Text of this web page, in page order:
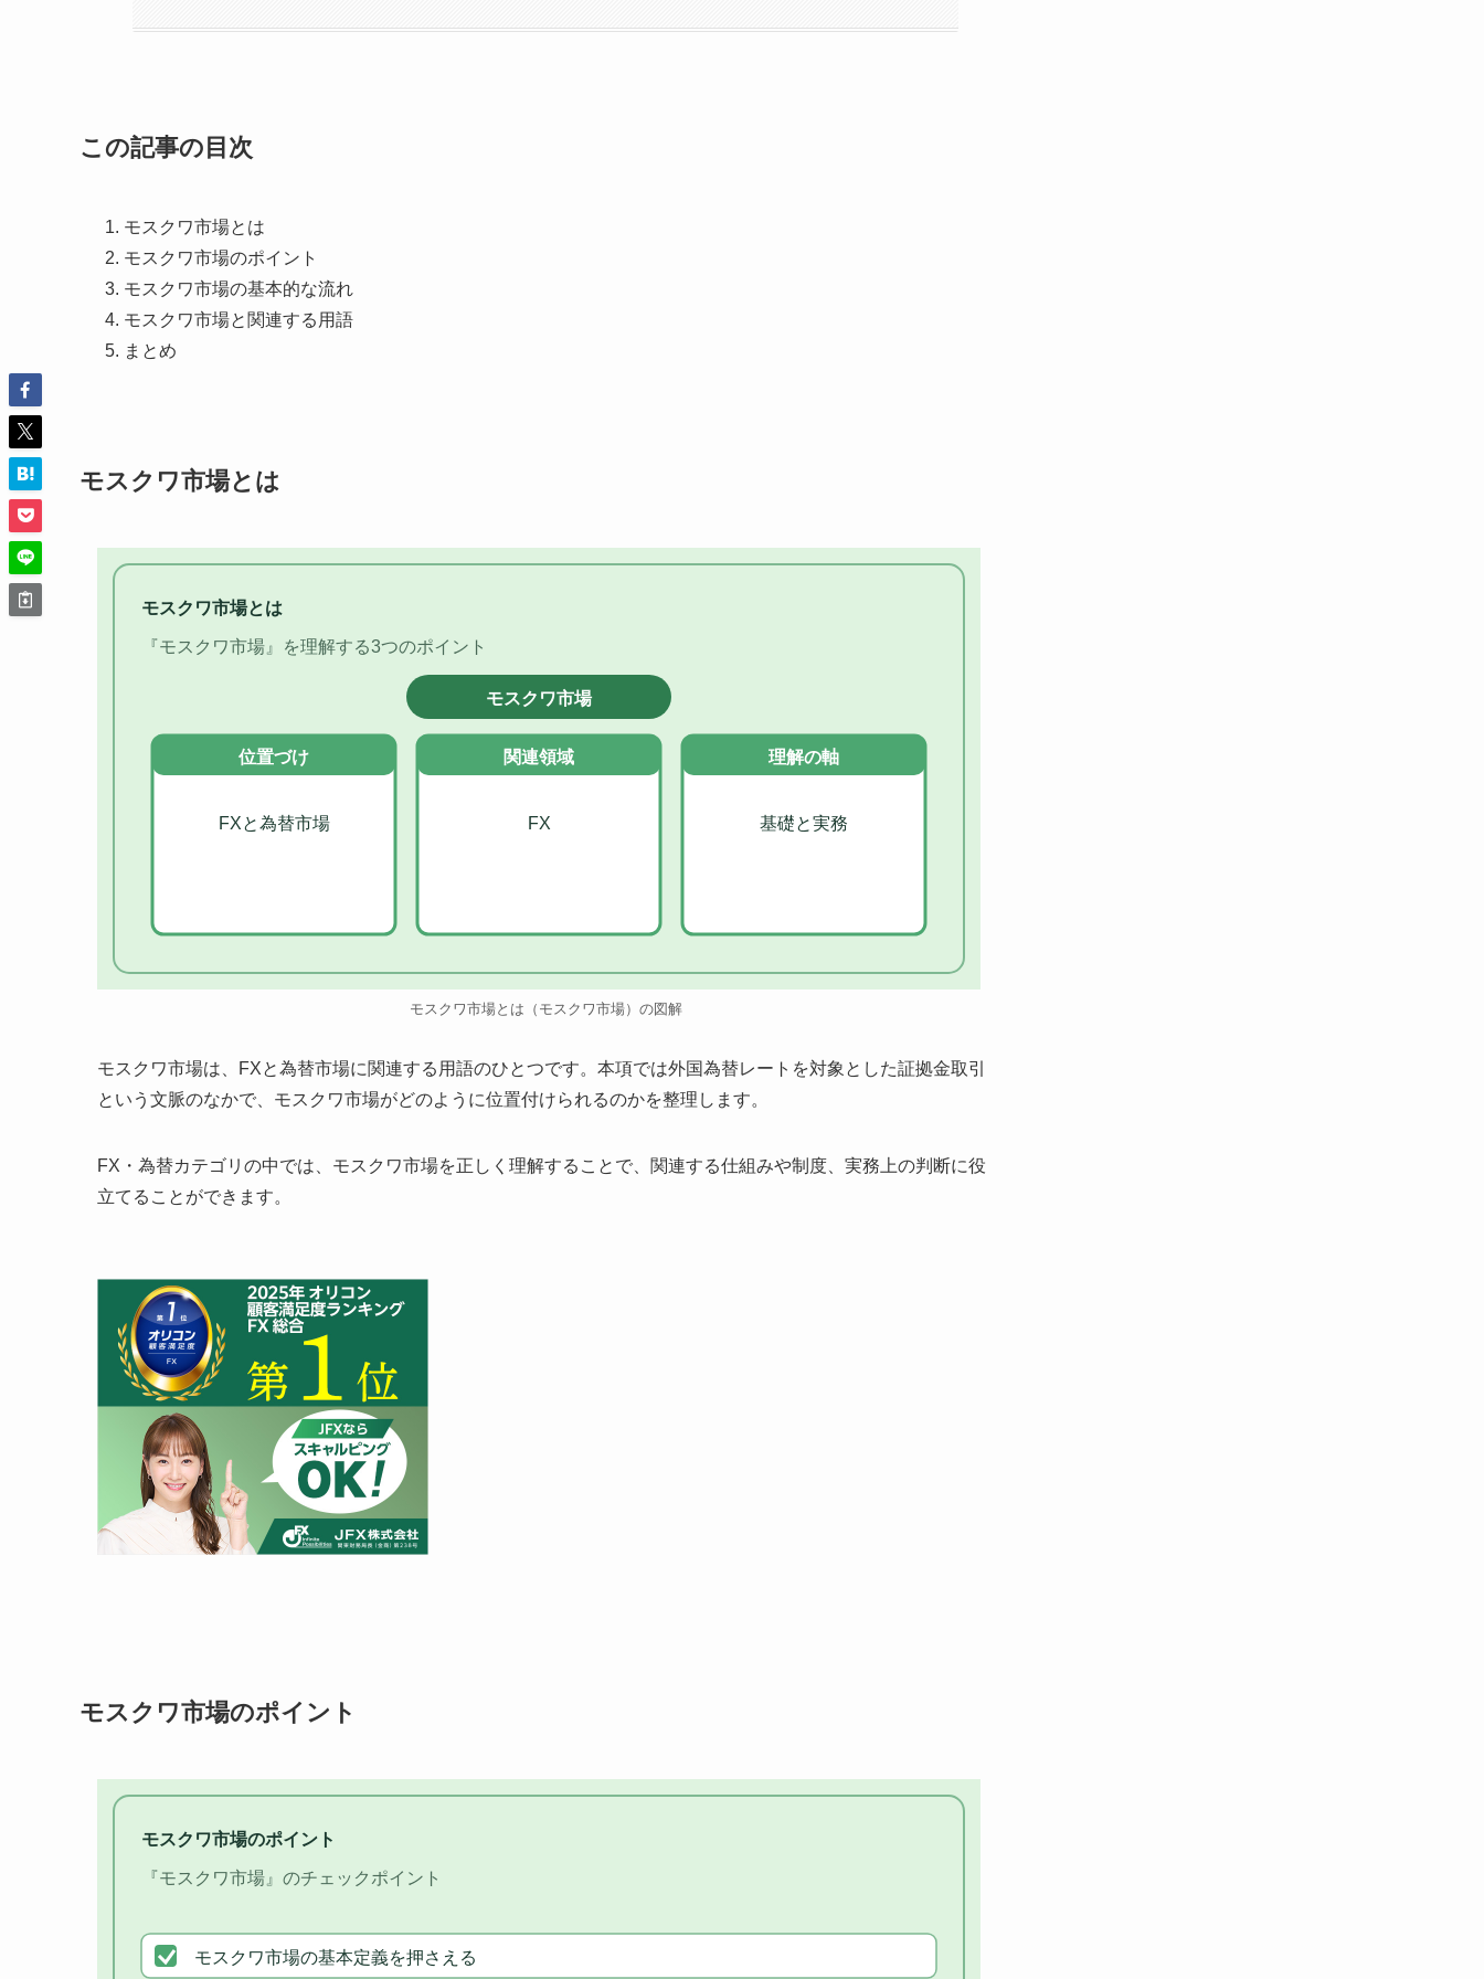
この記事の目次
モスクワ市場とは
モスクワ市場のポイント
モスクワ市場の基本的な流れ
モスクワ市場と関連する用語
まとめ
モスクワ市場とは
モスクワ市場とは
『モスクワ市場』を理解する3つのポイント
モスクワ市場
位置づけ
FXと為替市場
関連領域
FX
理解の軸
基礎と実務
モスクワ市場とは（モスクワ市場）の図解
モスクワ市場は、FXと為替市場に関連する用語のひとつです。本項では外国為替レートを対象とした証拠金取引
という文脈のなかで、モスクワ市場がどのように位置付けられるのかを整理します。
FX・為替カテゴリの中では、モスクワ市場を正しく理解することで、関連する仕組みや制度、実務上の判断に役
立てることができます。
モスクワ市場のポイント
モスクワ市場のポイント
『モスクワ市場』のチェックポイント
モスクワ市場の基本定義を押さえる